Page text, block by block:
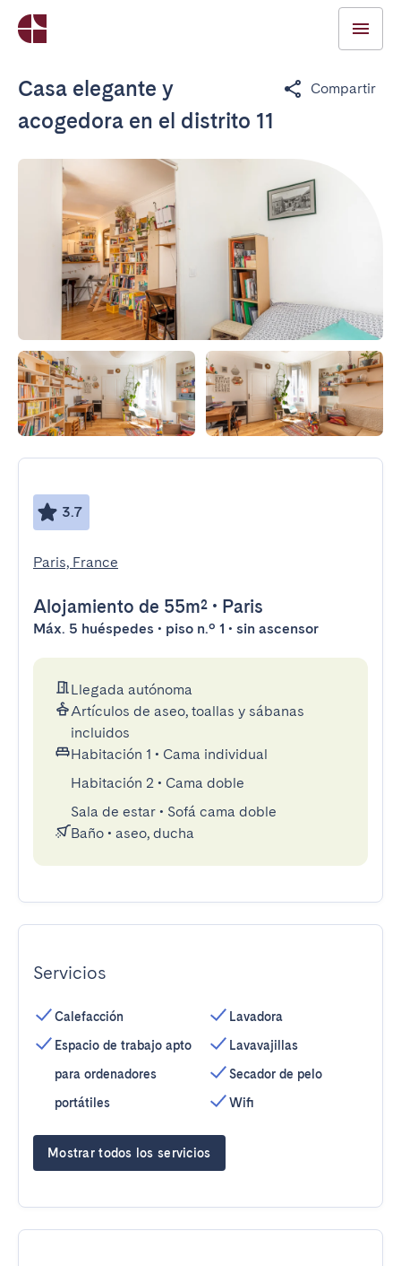
Casa elegante y
acogedora en el distrito 11
Compartir
3.7
Paris, France
Alojamiento de 55m² • Paris
Máx. 5 huéspedes • piso n.º 1 • sin ascensor
Llegada autónoma
Artículos de aseo, toallas y sábanas
incluidos
Habitación 1 • Cama individual
Habitación 2 • Cama doble
Sala de estar • Sofá cama doble
Baño • aseo, ducha
Servicios
Calefacción
Espacio de trabajo apto
para ordenadores
portátiles
Lavadora
Lavavajillas
Secador de pelo
Wifi
Mostrar todos los servicios